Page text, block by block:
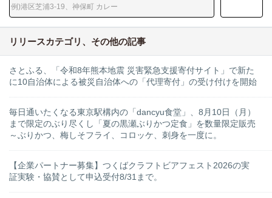
リリースカテゴリ、その他の記事
さとふる、「令和8年熊本地震 災害緊急支援寄付サイト」で新た
に10自治体による被災自治体への「代理寄付」の受け付けを開始
毎日通いたくなる東京駅構内の「dancyu食堂」、8月10日（月）
まで限定のぶり尽くし「夏の黒瀬ぶりかつ定食」を数量限定販売
～ぶりかつ、梅しそフライ、コロッケ、刺身を一度に。
【企業パートナー募集】つくばクラフトビアフェスト2026の実
証実験・協賛として申込受付8/31まで。